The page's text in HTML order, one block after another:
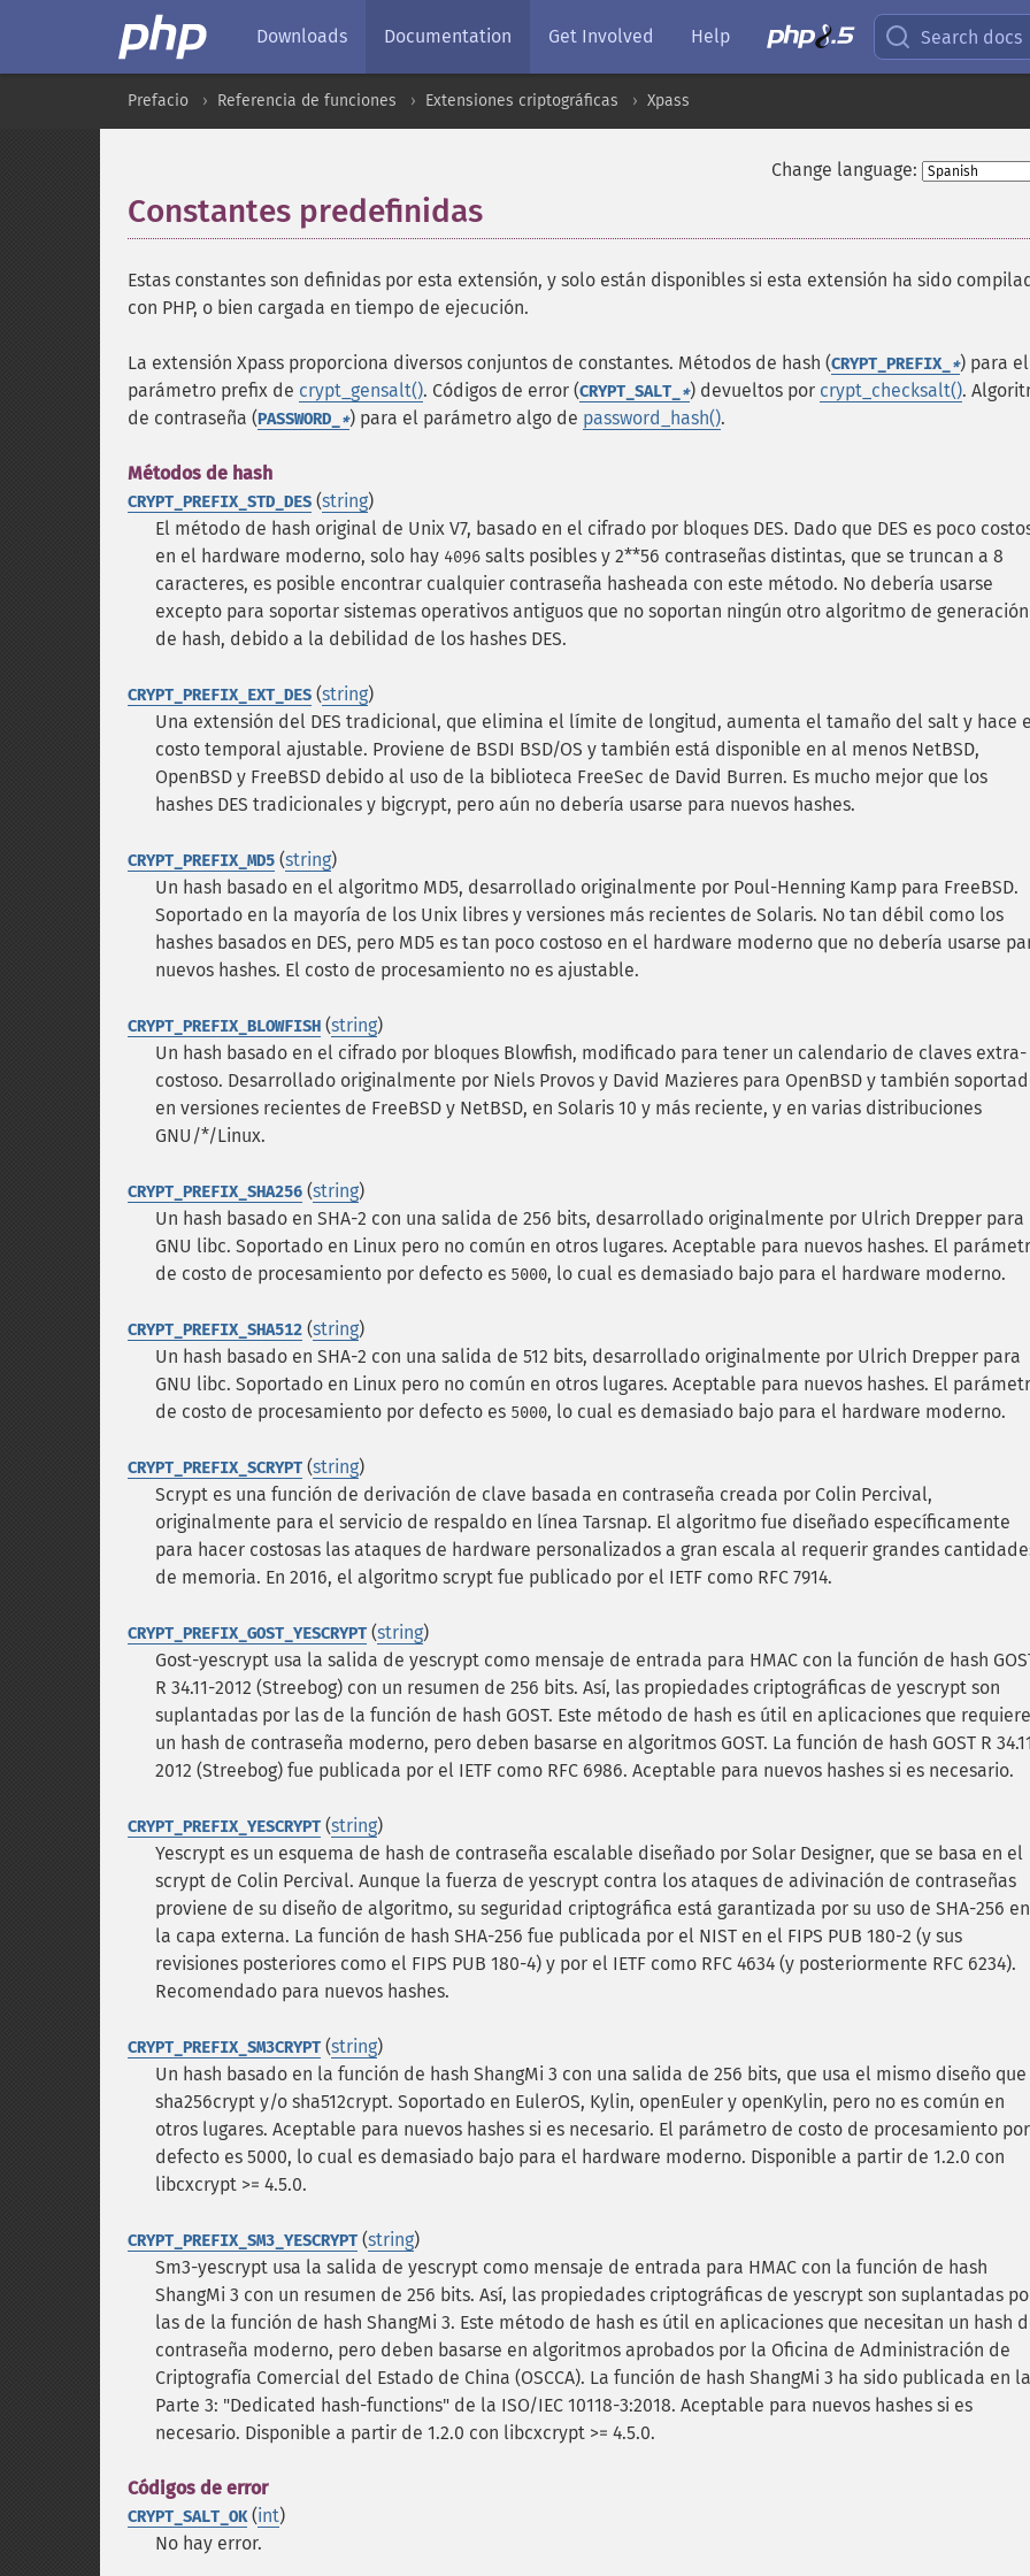
Downloads Documentation Get Involved Help Search docs
Prefacio Referencia de funciones Extensiones criptográficas Xpass
Change language:
Constantes predefinidas
Estas constantes son definidas por esta extensión, y solo están disponibles si esta extensión ha sido
con PHP, o bien cargada en tiempo de ejecución.
La extensión Xpass proporciona diversos conjuntos de constantes. Métodos de hash (CRYPT_PREFIX_ *) para el
parámetro prefix de crypt_gensalt(). Códigos de error (CRYPT_SALT_ *) devueltos por crypt_checksalt().
de contraseña (PASSWORD_ *) para el parámetro algo de password_hash().
Métodos de hash
CRYPT_PREFIX_STD_DES (string)
El método de hash original de Unix V7, basado en el cifrado por bloques DES. Dado que DES es poco
en el hardware moderno, solo hay 4096 salts posibles y 2**56 contraseñas distintas, que se truncan a 8
caracteres, es posible encontrar cualquier contraseña hasheada con este método. No debería usarse
excepto para soportar sistemas operativos antiguos que no soportan ningún otro algoritmo de generación
de hash, debido a la debilidad de los hashes DES.
CRYPT_PREFIX_EXT_DES (string)
Una extensión del DES tradicional, que elimina el límite de longitud, aumenta el tamaño del salt y hace
costo temporal ajustable. Proviene de BSDI BSD/OS y también está disponible en al menos NetBSD,
OpenBSD y FreeBSD debido al uso de la biblioteca FreeSec de David Burren. Es mucho mejor que los
hashes DES tradicionales y bigcrypt, pero aún no debería usarse para nuevos hashes.
CRYPT_PREFIX_MD5 (string)
Un hash basado en el algoritmo MD5, desarrollado originalmente por Poul-Henning Kamp para FreeBSD.
Soportado en la mayoría de los Unix libres y versiones más recientes de Solaris. No tan débil como los
hashes basados en DES, pero MD5 es tan poco costoso en el hardware moderno que no debería usarse
nuevos hashes. El costo de procesamiento no es ajustable.
CRYPT_PREFIX_BLOWFISH (string)
Un hash basado en el cifrado por bloques Blowfish, modificado para tener un calendario de claves extra-
costoso. Desarrollado originalmente por Niels Provos y David Mazieres para OpenBSD y también
en versiones recientes de FreeBSD y NetBSD, en Solaris 10 y más reciente, y en varias distribuciones
GNU/*/Linux.
CRYPT_PREFIX_SHA256 (string)
Un hash basado en SHA-2 con una salida de 256 bits, desarrollado originalmente por Ulrich Drepper para
GNU libc. Soportado en Linux pero no común en otros lugares. Aceptable para nuevos hashes. El
de costo de procesamiento por defecto es 5000, lo cual es demasiado bajo para el hardware moderno.
CRYPT_PREFIX_SHA512 (string)
Un hash basado en SHA-2 con una salida de 512 bits, desarrollado originalmente por Ulrich Drepper para
GNU libc. Soportado en Linux pero no común en otros lugares. Aceptable para nuevos hashes. El
de costo de procesamiento por defecto es 5000, lo cual es demasiado bajo para el hardware moderno.
CRYPT_PREFIX_SCRYPT (string)
Scrypt es una función de derivación de clave basada en contraseña creada por Colin Percival,
originalmente para el servicio de respaldo en línea Tarsnap. El algoritmo fue diseñado específicamente
para hacer costosas las ataques de hardware personalizados a gran escala al requerir grandes
de memoria. En 2016, el algoritmo scrypt fue publicado por el IETF como RFC 7914.
CRYPT_PREFIX_GOST_YESCRYPT (string)
Gost-yescrypt usa la salida de yescrypt como mensaje de entrada para HMAC con la función de hash
R 34.11-2012 (Streebog) con un resumen de 256 bits. Así, las propiedades criptográficas de yescrypt son
suplantadas por las de la función de hash GOST. Este método de hash es útil en aplicaciones que
un hash de contraseña moderno, pero deben basarse en algoritmos GOST. La función de hash GOST R
2012 (Streebog) fue publicada por el IETF como RFC 6986. Aceptable para nuevos hashes si es necesario.
CRYPT_PREFIX_YESCRYPT (string)
Yescrypt es un esquema de hash de contraseña escalable diseñado por Solar Designer, que se basa en el
scrypt de Colin Percival. Aunque la fuerza de yescrypt contra los ataques de adivinación de contraseñas
proviene de su diseño de algoritmo, su seguridad criptográfica está garantizada por su uso de SHA-256 en
la capa externa. La función de hash SHA-256 fue publicada por el NIST en el FIPS PUB 180-2 (y sus
revisiones posteriores como el FIPS PUB 180-4) y por el IETF como RFC 4634 (y posteriormente RFC 6234).
Recomendado para nuevos hashes.
CRYPT_PREFIX_SM3CRYPT (string)
Un hash basado en la función de hash ShangMi 3 con una salida de 256 bits, que usa el mismo diseño que
sha256crypt y/o sha512crypt. Soportado en EulerOS, Kylin, openEuler y openKylin, pero no es común en
otros lugares. Aceptable para nuevos hashes si es necesario. El parámetro de costo de procesamiento por
defecto es 5000, lo cual es demasiado bajo para el hardware moderno. Disponible a partir de 1.2.0 con
libcxcrypt >= 4.5.0.
CRYPT_PREFIX_SM3_YESCRYPT (string)
Sm3-yescrypt usa la salida de yescrypt como mensaje de entrada para HMAC con la función de hash
ShangMi 3 con un resumen de 256 bits. Así, las propiedades criptográficas de yescrypt son suplantadas
las de la función de hash ShangMi 3. Este método de hash es útil en aplicaciones que necesitan un hash
contraseña moderno, pero deben basarse en algoritmos aprobados por la Oficina de Administración de
Criptografía Comercial del Estado de China (OSCCA). La función de hash ShangMi 3 ha sido publicada en la
Parte 3: "Dedicated hash-functions" de la ISO/IEC 10118-3:2018. Aceptable para nuevos hashes si es
necesario. Disponible a partir de 1.2.0 con libcxcrypt >= 4.5.0.
Códigos de error
CRYPT_SALT_OK(int)
No hay error.